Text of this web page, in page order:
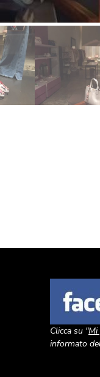
Clicca su "Mi
informato